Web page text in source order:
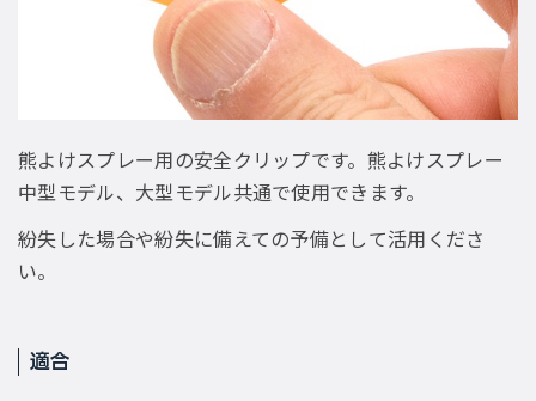
熊よけスプレー用の安全クリップです。熊よけスプレー
中型モデル、大型モデル共通で使用できます。
紛失した場合や紛失に備えての予備として活用くださ
い。
適合